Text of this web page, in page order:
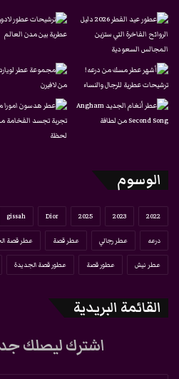
الوسوم
2022
2023
2025
Dior
gissah
درعه عطر رجالي عطر قصة عطر قصة
عطر نيش عطور قصة عطور قصة الجديدة
القائمة البريدية
اشترك ليصلك